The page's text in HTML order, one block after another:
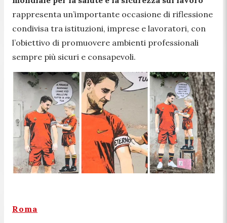
rappresenta un’importante occasione di riflessione
condivisa tra istituzioni, imprese e lavoratori, con
l’obiettivo di promuovere ambienti professionali
sempre più sicuri e consapevoli.
Roma